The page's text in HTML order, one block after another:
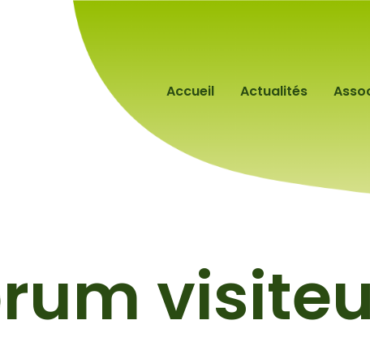
Accueil Actualités